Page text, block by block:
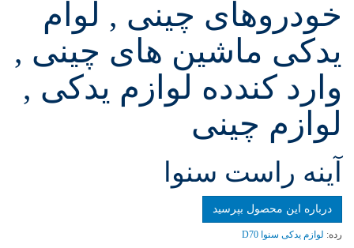
خودروهای چینی , لوام
یدکی ماشین های چینی ,
وارد کندده لوازم یدکی ,
لوازم چینی
آینه راست سنوا
درباره این محصول بپرسید
رده: لوازم یدکی سنوا D70